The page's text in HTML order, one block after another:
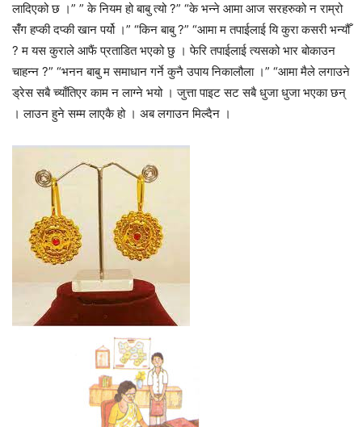
लादिएको छ ।” ” के नियम हो बाबु त्यो ?” “के भन्ने आमा आज सरहरुको न राम्रो
संँग हप्की दप्की खान पर्यो ।” “किन बाबु ?” “आमा म तपाईलाई यि कुरा कसरी भन्यौँ
? म यस कुराले आफैं प्रताडित भएको छु । फेरि तपाईलाई त्यसको भार बोकाउन
चाहन्न ?” “भनन बाबु म समाधान गर्ने कुनै उपाय निकालौला ।” “आमा मैले लगाउने
ड्रेस सबै च्याँतिएर काम न लाग्ने भयो । जुत्ता पाइट सट सबै धुजा धुजा भएका छन्
। लाउन हुने सम्म लाएकै हो । अब लगाउन मिल्दैन ।